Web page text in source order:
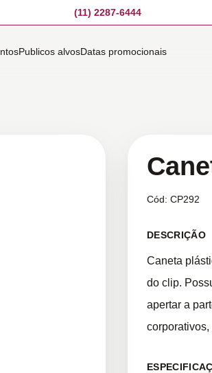
(11) 2287-6444
Publicos alvosDatas promocionais
Cód: CP292
DESCRIÇÃO
Caneta
do clip.
apertar a